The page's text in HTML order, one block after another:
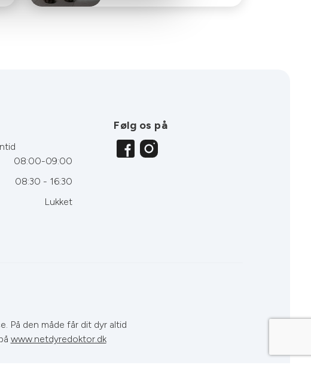
08:00-09:00
08:30 - 16:30
Lukket
Følg os på
På den måde får dit dyr altid
www.netdyredoktor.dk